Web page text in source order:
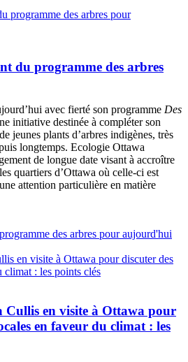
du programme des arbres
avec fierté son programme Des
initiative destinée à compléter son
jeunes plants d’arbres indigènes, très
longtemps. Ecologie Ottawa
de longue date visant à accroître
quartiers d’Ottawa où celle-ci est
attention particulière en matière
des arbres pour aujourd'hui
Cullis en visite à Ottawa pour
en faveur du climat : les